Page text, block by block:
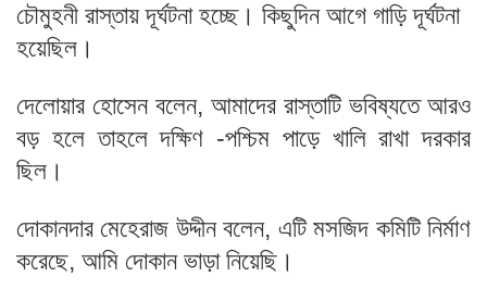
চৌমুহনী রাস্তায় দূর্ঘটনা হচ্ছে। কিছুদিন আগে গাড়ি দূর্ঘটনা
হয়েছিল।
দেলোয়ার হোসেন বলেন, আমাদের রাস্তাটি ভবিষ্যতে আরও
বড় হলে তাহলে দক্ষিণ -পশ্চিম পাড়ে খালি রাখা দরকার
ছিল।
দোকানদার মেহেরাজ উদ্দীন বলেন, এটি মসজিদ কমিটি নির্মাণ
করেছে, আমি দোকান ভাড়া নিয়েছি।